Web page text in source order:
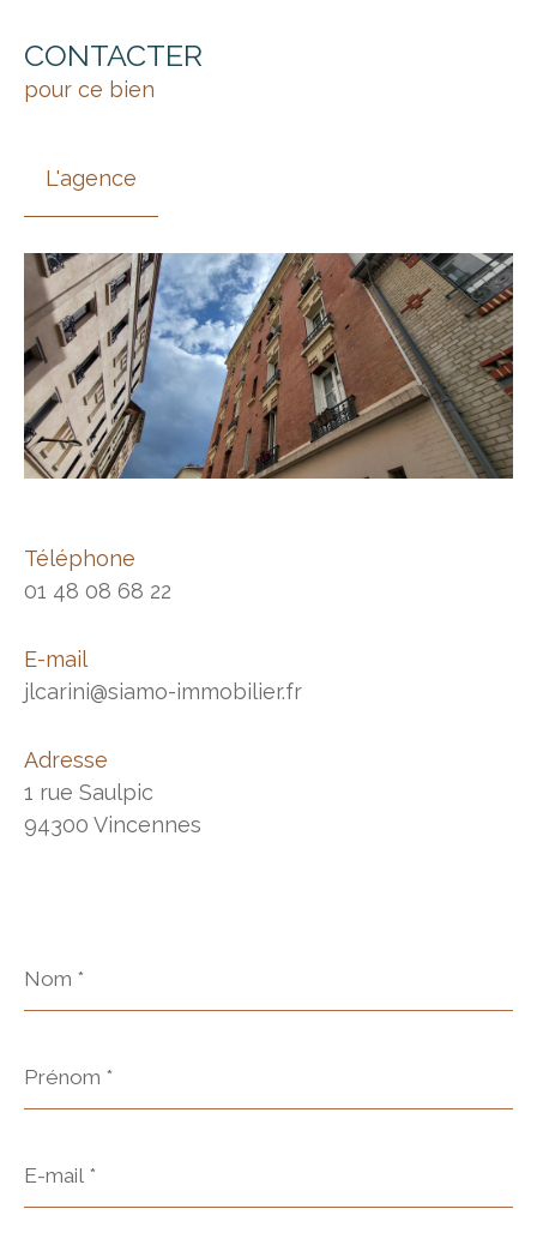
CONTACTER
pour ce bien
L'agence
Téléphone
01 48 08 68 22
E-mail
jlcarini@siamo-immobilier.fr
Adresse
1 rue Saulpic
94300 Vincennes
*
*
mail
*